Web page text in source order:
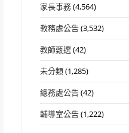
家長事務(4,564)
教務處公告(3,532)
教師甄選(42)
未分類(1,285)
總務處公告(42)
輔導室公告(1,222)